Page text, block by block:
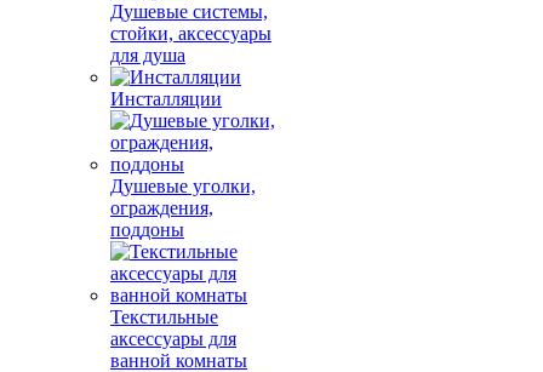
Душевые системы,
стойки, аксессуары
для душа
Инсталляции
Душевые уголки,
ограждения,
поддоны
Текстильные
аксессуары для
ванной комнаты